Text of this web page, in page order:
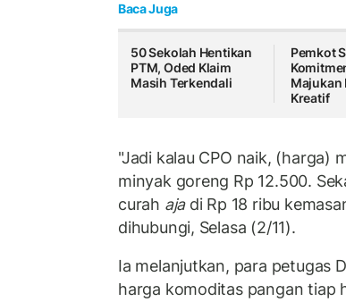
Baca Juga
50 Sekolah Hentikan
PTM, Oded Klaim
Masih Terkendali
Pemkot
Majukan
Kreatif
"Jadi kalau CPO naik, (harga)
minyak goreng Rp 12.500.
curah ajadi Rp 18 ribu
dihubungi, Selasa (2/11).
Ia melanjutkan, para petugas
harga komoditas pangan tiap